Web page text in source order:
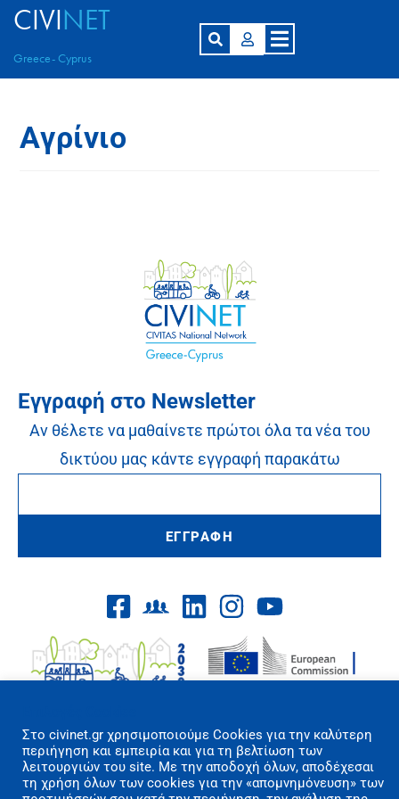
CIVINET
Greece- Cyprus
Αγρίνιο
Εγγραφή στο Newsletter
Αν θέλετε να μαθαίνετε πρώτοι όλα τα νέα του
δικτύου μας κάντε εγγραφή παρακάτω
ΕΓΓΡΑΦΗ
Όροι Χρήσης/Πολιτική Απορρήτου
Στo civinet.gr χρησιμοποιούμε Cookies για την καλύτερη
περιήγηση και εμπειρία και για τη βελτίωση των
λειτουργιών του site. Με την αποδοχή όλων, αποδέχεσαι
τη χρήση όλων των cookies για την «απομνημόνευση» των